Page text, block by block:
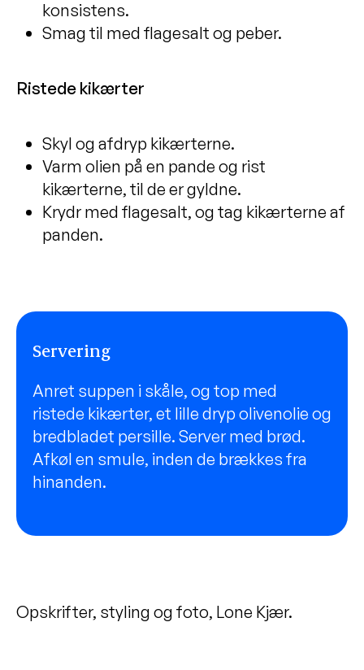
Kartoffel-jordskokkesuppe
Madbrød med gulerødder og kerner
Frikadeller med kålsalat
Vegetarisk tagine
Kagefigurer
Gulerodssuppe
konsistens.
Smag til med flagesalt og peber.
Ristede kikærter
Skyl og afdryp kikærterne.
Varm olien på en pande og rist
kikærterne, til de er gyldne.
Krydr med flagesalt, og tag kikærterne af
panden.
Servering
Anret suppen i skåle, og top med
ristede kikærter, et lille dryp olivenolie og
bredbladet persille. Server med brød.
Afkøl en smule, inden de brækkes fra
hinanden.
Opskrifter, styling og foto, Lone Kjær.